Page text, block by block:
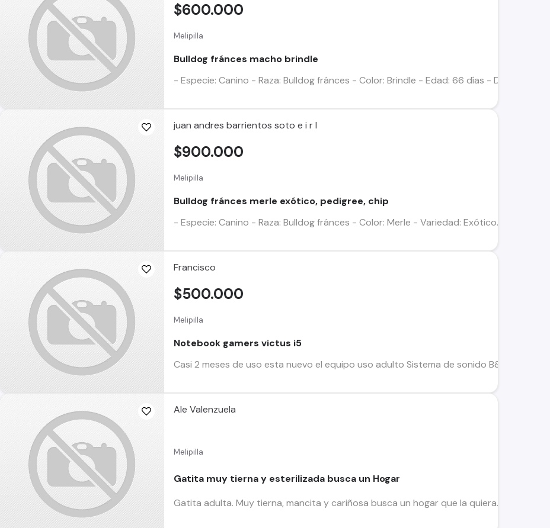
Melipilla
Bulldog fránces macho brindle
- Especie: Canino - Raza: Bulldog fránces - Color: Brindle - Edad: 66 días - Data de
$600.000
juan andres barrientos soto e i r l
Melipilla
Bulldog fránces merle exótico, pedigree, chip
- Especie: Canino - Raza: Bulldog fránces - Color: Merle - Variedad: Exótico. - Edad:
$900.000
Francisco
Melipilla
Notebook gamers victus i5
Casi 2 meses de uso esta nuevo el equipo uso adulto Sistema de sonido B&O
$500.000
Ale Valenzuela
Melipilla
Gatita muy tierna y esterilizada busca un Hogar
Gatita adulta. Muy tierna, mancita y cariñosa busca un hogar que la quiera. La gatita